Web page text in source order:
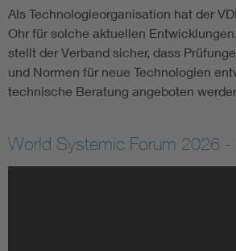
Als Technologieorganisation hat der
Ohr für solche aktuellen
stellt der Verband sicher, dass
und Normen für neue Technologien
technische Beratung angeboten
World Systemic Forum 2026 -